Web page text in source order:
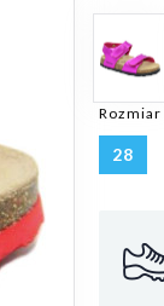
Rozmiar
28